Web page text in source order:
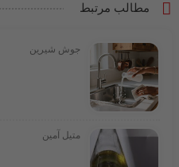
مطالب مرتبط
جوش شیرین
متیل آمین